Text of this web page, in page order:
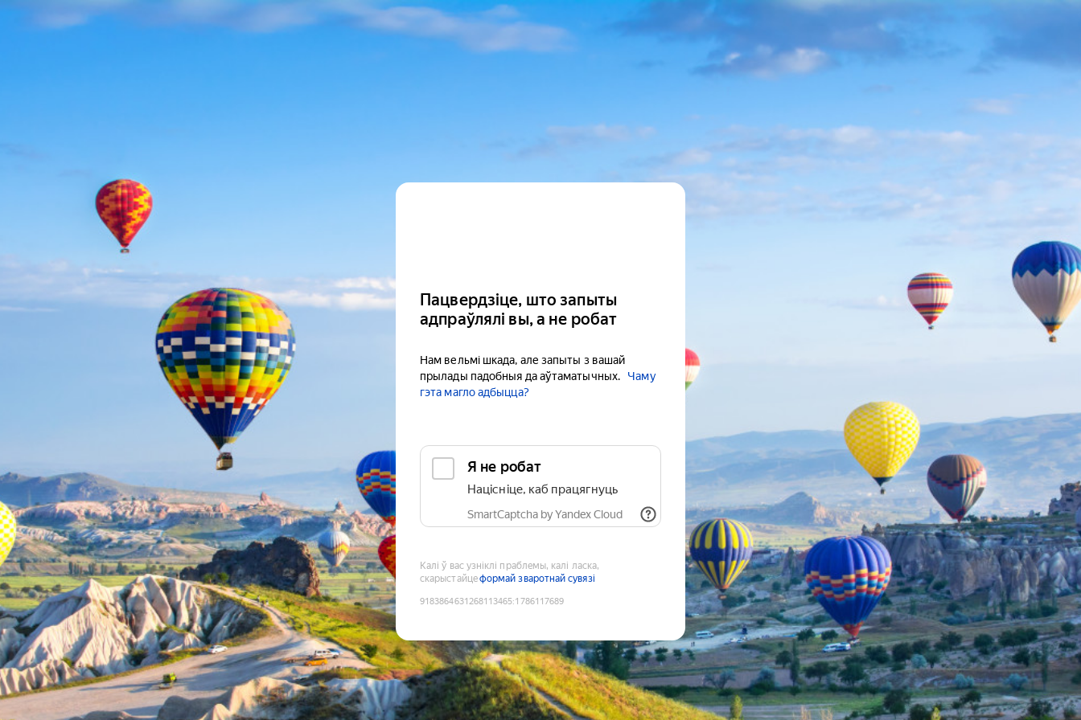
Пацвердзіце, што запыты
адпраўлялі вы, а не робат
Нам вельмі шкада, але запыты з вашай
прылады падобныя да аўтаматычных.
Чаму
гэта магло адбыцца?
Я не робат
Націсніце, каб працягнуць
SmartCaptcha by Yandex Cloud
Калі ў вас узніклі праблемы, калі ласка,
скарыстайцеформай зваротнай сувязі
9183864631268113465:1786117689